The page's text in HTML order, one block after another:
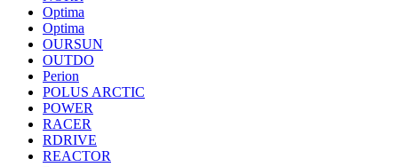
Optima
Optima
OURSUN
OUTDO
Perion
POLUS ARCTIC
POWER
RACER
RDRIVE
REACTOR